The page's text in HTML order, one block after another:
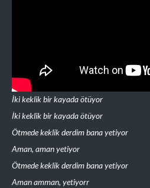
İki keklik bir kayada ötüyor
İki keklik bir kayada ötüyor
Ötmede keklik derdim bana yetiyor
Aman, aman yetiyor
Ötmede keklik derdim bana yetiyor
Aman amman, yetiyorr